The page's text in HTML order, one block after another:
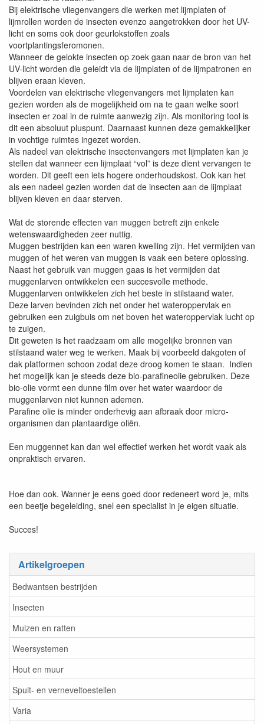
Artikelgroepen
Bedwantsen bestrijden
Insecten
Muizen en ratten
Weersystemen
Hout en muur
Spuit- en verneveltoestellen
Varia
Bij elektrische vliegenvangers die werken met lijmplaten of
lijmrollen worden de insecten evenzo aangetrokken door het UV-
licht en soms ook door geurlokstoffen zoals
voortplantingsferomonen.
Wanneer de gelokte insecten op zoek gaan naar de bron van het
UV-licht worden die geleidt via de lijmplaten of de lijmpatronen en
blijven eraan kleven.
Voordelen van elektrische vliegenvangers met lijmplaten kan
gezien worden als de mogelijkheid om na te gaan welke soort
insecten er zoal in de ruimte aanwezig zijn. Als monitoring tool is
dit een absoluut pluspunt. Daarnaast kunnen deze gemakkelijker
in vochtige ruimtes ingezet worden.
Als nadeel van elektrische insectenvangers met lijmplaten kan je
stellen dat wanneer een lijmplaat “vol” is deze dient vervangen te
worden. Dit geeft een iets hogere onderhoudskost. Ook kan het
als een nadeel gezien worden dat de insecten aan de lijmplaat
blijven kleven en daar sterven.
Wat de storende effecten van muggen betreft zijn enkele
wetenswaardigheden zeer nuttig.
Muggen bestrijden kan een waren kwelling zijn. Het vermijden van
muggen of het weren van muggen is vaak een betere oplossing.
Naast het gebruik van muggen gaas is het vermijden dat
muggenlarven ontwikkelen een succesvolle methode.
Muggenlarven ontwikkelen zich het beste in stilstaand water.
Deze larven bevinden zich net onder het wateroppervlak en
gebruiken een zuigbuis om net boven het wateroppervlak lucht op
te zuigen.
Dit geweten is het raadzaam om alle mogelijke bronnen van
stilstaand water weg te werken. Maak bij voorbeeld dakgoten of
dak platformen schoon zodat deze droog komen te staan. Indien
het mogelijk kan je steeds deze bio-parafineolie gebruiken. Deze
bio-olie vormt een dunne film over het water waardoor de
muggenlarven niet kunnen ademen.
Parafine olie is minder onderhevig aan afbraak door micro-
organismen dan plantaardige oliën.
Een muggennet kan dan wel effectief werken het wordt vaak als
onpraktisch ervaren.
Hoe dan ook. Wanner je eens goed door redeneert word je, mits
een beetje begeleiding, snel een specialist in je eigen situatie.
Succes!